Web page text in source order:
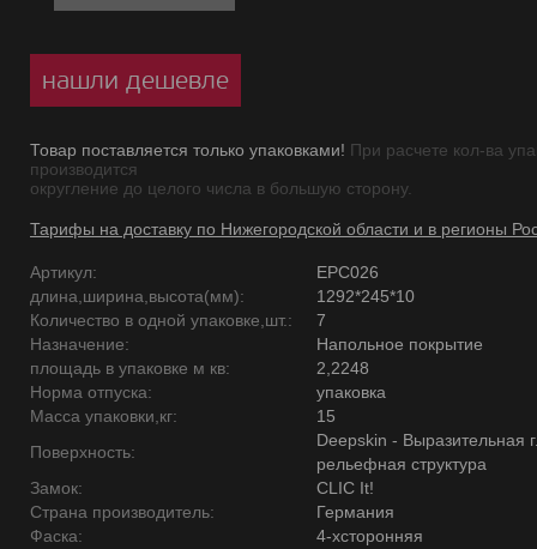
нашли дешевле
Товар поставляется только упаковками! При расчете кол-ва
производится
округление до целого числа в большую сторону.
Тарифы на доставку по Нижегородской области и в регионы
Артикул:
EPC026
длина,ширина,высота(мм):
1292*245*10
Количество в одной упаковке,шт.:
7
Назначение:
Напольное покрытие
площадь в упаковке м кв:
2,2248
Норма отпуска:
упаковка
Масса упаковки,кг:
15
Поверхность:
Deepskin - Выразительная
рельефная структура
Замок:
CLIC It!
Страна производитель:
Германия
Фаска:
4-хсторонняя